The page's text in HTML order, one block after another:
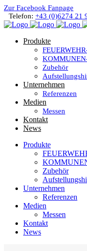
Zur Facebook Fanpage
Telefon: +43 (0)6274 21
Produkte
Zubehör
Unternehmen
Referenzen
Medien
Messen
Kontakt
News
Produkte
Zubehör
Unternehmen
Referenzen
Medien
Messen
Kontakt
News